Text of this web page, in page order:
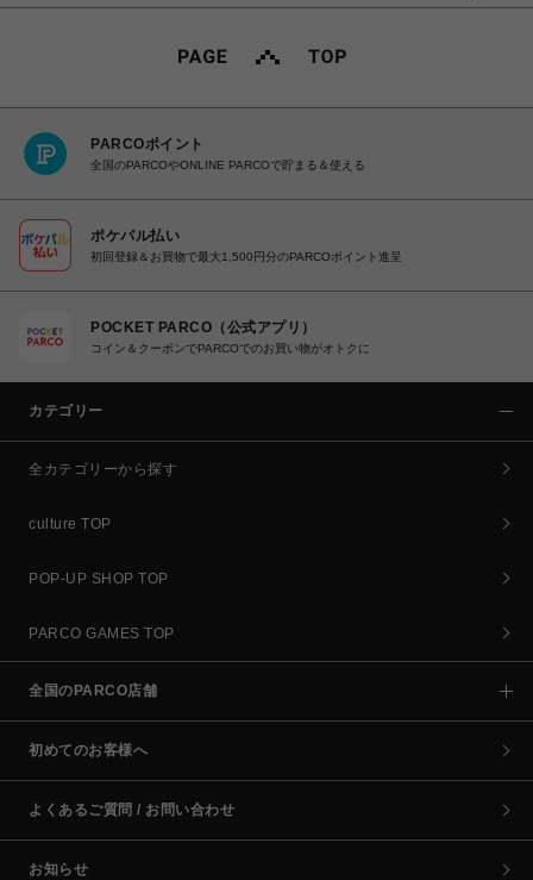
PARCOポイント
全国のPARCOやONLINE PARCOで貯まる＆使える
ポケパル払い
初回登録＆お買物で最大1,500円分のPARCOポイント進呈
POCKET PARCO（公式アプリ）
コイン＆クーポンでPARCOでのお買い物がオトクに
カテゴリー
全カテゴリーから探す
culture TOP
POP-UP SHOP TOP
PARCO GAMES TOP
全国のPARCO店舗
初めてのお客様へ
よくあるご質問 / お問い合わせ
お知らせ